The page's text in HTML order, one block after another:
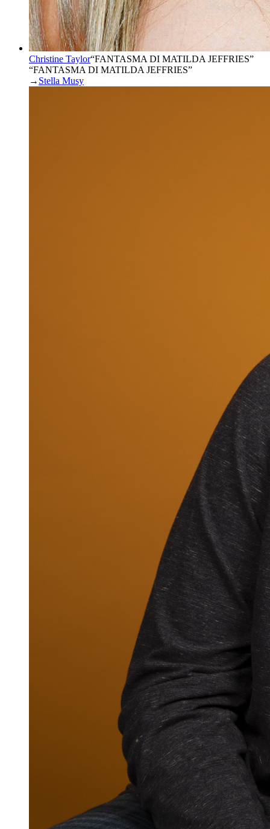
Christine Taylor“FANTASMA DI MATILDA JEFFRIES”
“FANTASMA DI MATILDA JEFFRIES”
→ Stella Musy